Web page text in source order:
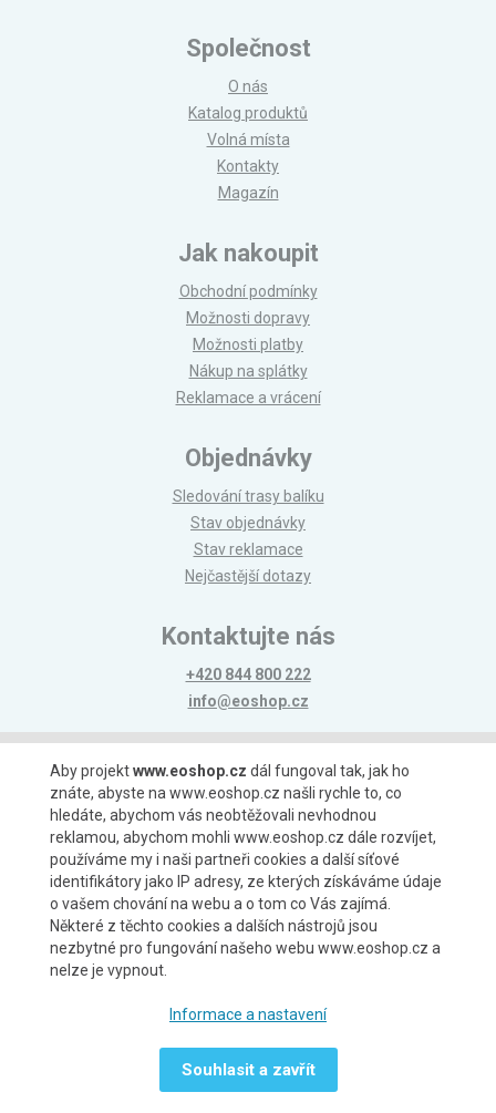
Společnost
O nás
Katalog produktů
Volná místa
Kontakty
Magazín
Jak nakoupit
Obchodní podmínky
Možnosti dopravy
Možnosti platby
Nákup na splátky
Reklamace a vrácení
Objednávky
Sledování trasy balíku
Stav objednávky
Stav reklamace
Nejčastější dotazy
Kontaktujte nás
+420 844 800 222
info@eoshop.cz
Možnosti platby
Možnosti dopravy
Aby projektwww.eoshop.cz dál fungoval tak, jak ho
znáte, abyste na www.eoshop.cz našli rychle to, co
hledáte, abychom vás neobtěžovali nevhodnou
reklamou, abychom mohli www.eoshop.cz dále rozvíjet,
používáme my i naši partneři cookies a další síťové
identifikátory jako IP adresy, ze kterých získáváme údaje
o vašem chování na webu a o tom co Vás zajímá.
Některé z těchto cookies a dalších nástrojů jsou
nezbytné pro fungování našeho webu www.eoshop.cz a
nelze je vypnout.
Informace a nastavení
Souhlasit a zavřít